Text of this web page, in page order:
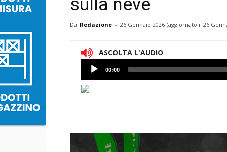
sulla neve
Da Redazione - 26 Gennaio 2026 (aggiornato il 26
ASCOLTA L'AUDIO
Lettore
Audio
00:00